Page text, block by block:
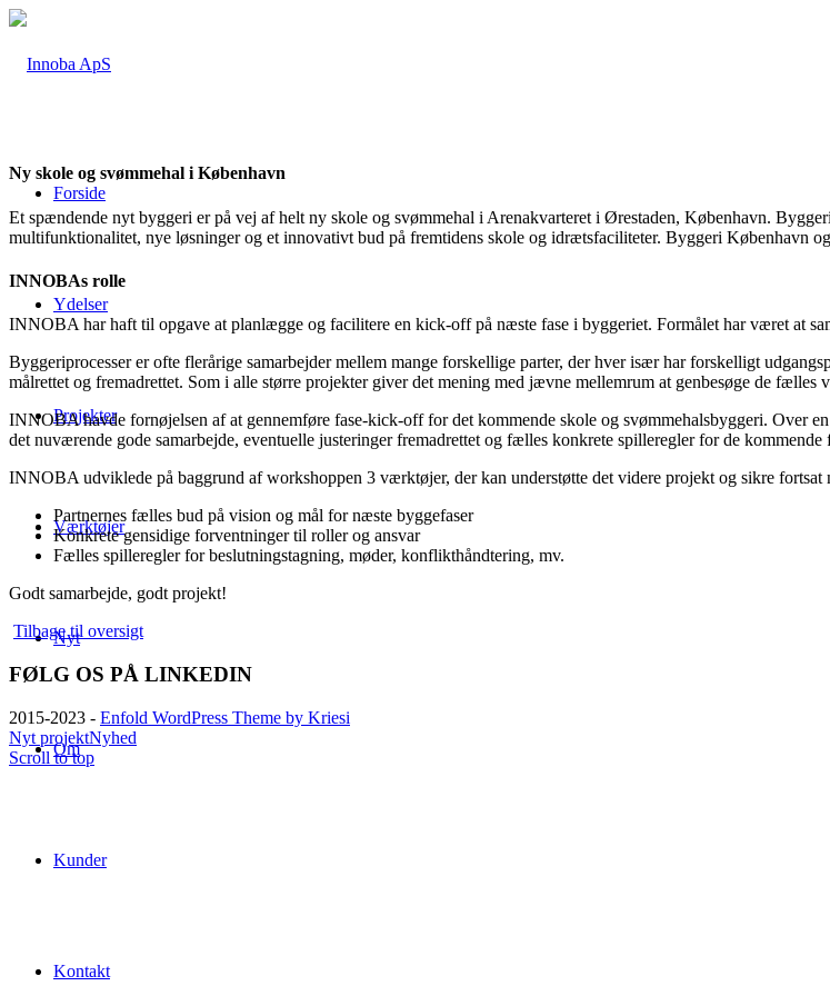
Forside
Ydelser
Projekter
Værktøjer
Nyt
Om
Kunder
Kontakt
Ny skole og svømmehal i København
Et spændende nyt byggeri er på vej af helt ny skole og svømmehal i Arenakvarteret i Ørestaden, København.
multifunktionalitet, nye løsninger og et innovativt bud på fremtidens skole og idrætsfaciliteter. Byggeri København
INNOBAs rolle
INNOBA har haft til opgave at planlægge og facilitere en kick-off på næste fase i byggeriet. Formålet har været at
Byggeriprocesser er ofte flerårige samarbejder mellem mange forskellige parter, der hver især har forskelligt
målrettet og fremadrettet. Som i alle større projekter giver det mening med jævne mellemrum at genbesøge de
INNOBA havde fornøjelsen af at gennemføre fase-kick-off for det kommende skole og svømmehalsbyggeri. Over
det nuværende gode samarbejde, eventuelle justeringer fremadrettet og fælles konkrete spilleregler for de kommende
INNOBA udviklede på baggrund af workshoppen 3 værktøjer, der kan understøtte det videre projekt og sikre
Partnernes fælles bud på vision og mål for næste byggefaser
Konkrete gensidige forventninger til roller og ansvar
Fælles spilleregler for beslutningstagning, møder, konflikthåndtering, mv.
Godt samarbejde, godt projekt!
Tilbage til oversigt
FØLG OS PÅ LINKEDIN
2015-2023 - Enfold WordPress Theme by Kriesi
Nyt projektNyhed
Scroll to top